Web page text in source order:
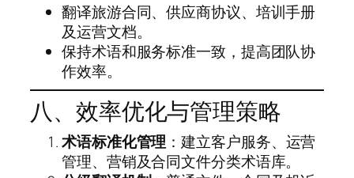
翻译旅游合同、供应商协议、培训手册
及运营文档。
保持术语和服务标准一致，提高团队协
作效率。
八、效率优化与管理策略
术语标准化管理 ：建立客户服务、运营
管理、营销及合同文件分类术语库。